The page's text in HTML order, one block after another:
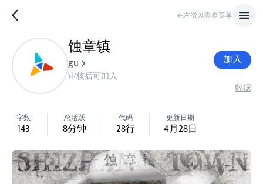
←左滑以查看菜单
蚀章镇
gu
审核后可加入
加入
数据
字数
143
总活跃
8分钟
代码
28行
更新日期
4月28日